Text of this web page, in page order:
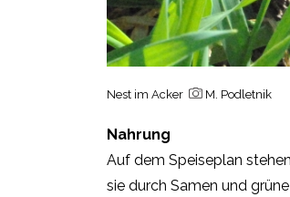
Nest im Acker M. Podletnik
Nahrung
Auf dem Speiseplan
sie durch Samen und